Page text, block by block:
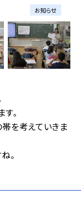
お知らせ
。
を考えていきま
。